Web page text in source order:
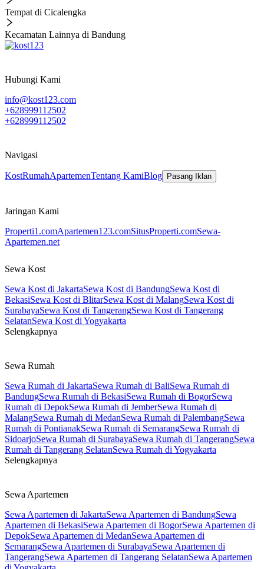
Tempat di Cicalengka
Kecamatan Lainnya di Bandung
Hubungi Kami
info@kost123.com
+628999112502
+628999112502
Navigasi
KostRumahApartemenTentang KamiBlog Pasang Iklan
Jaringan Kami
Properti1.comApartemen123.comSitusProperti.comSewa-
Apartemen.net
Sewa Kost
Sewa Kost di JakartaSewa Kost di BandungSewa Kost di
BekasiSewa Kost di BlitarSewa Kost di MalangSewa Kost di
SurabayaSewa Kost di TangerangSewa Kost di Tangerang
SelatanSewa Kost di Yogyakarta
Selengkapnya
Sewa Rumah
Sewa Rumah di JakartaSewa Rumah di BaliSewa Rumah di
BandungSewa Rumah di BekasiSewa Rumah di BogorSewa
Rumah di DepokSewa Rumah di JemberSewa Rumah di
MalangSewa Rumah di MedanSewa Rumah di PalembangSewa
Rumah di PontianakSewa Rumah di SemarangSewa Rumah di
SidoarjoSewa Rumah di SurabayaSewa Rumah di TangerangSewa
Rumah di Tangerang SelatanSewa Rumah di Yogyakarta
Selengkapnya
Sewa Apartemen
Sewa Apartemen di JakartaSewa Apartemen di BandungSewa
Apartemen di BekasiSewa Apartemen di BogorSewa Apartemen di
DepokSewa Apartemen di MedanSewa Apartemen di
SemarangSewa Apartemen di SurabayaSewa Apartemen di
TangerangSewa Apartemen di Tangerang SelatanSewa Apartemen